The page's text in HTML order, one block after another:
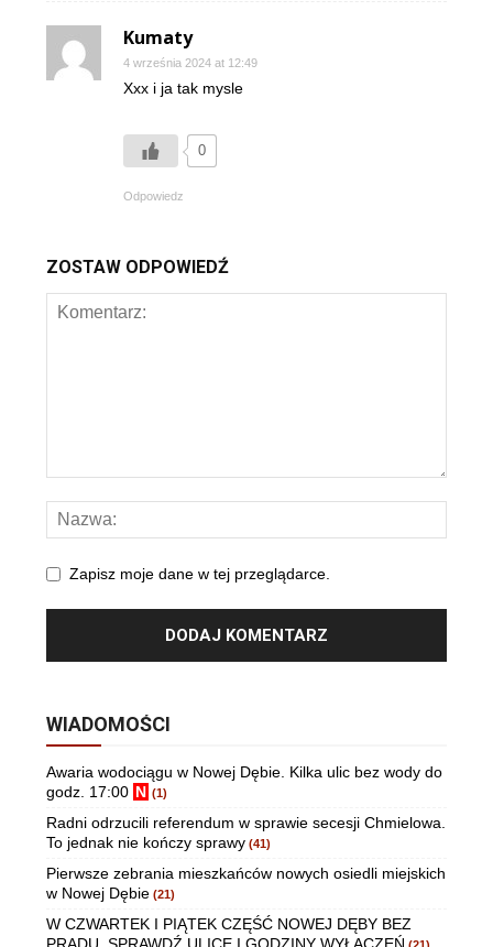
Kumaty
4 września 2024 at 12:49
Xxx i ja tak mysle
0
Odpowiedz
ZOSTAW ODPOWIEDŹ
Zapisz moje dane w tej przeglądarce.
WIADOMOŚCI
Awaria wodociągu w Nowej Dębie. Kilka ulic bez wody do
godz. 17:00 N (1)
Radni odrzucili referendum w sprawie secesji Chmielowa.
To jednak nie kończy sprawy (41)
Pierwsze zebrania mieszkańców nowych osiedli miejskich
w Nowej Dębie (21)
W CZWARTEK I PIĄTEK CZĘŚĆ NOWEJ DĘBY BEZ